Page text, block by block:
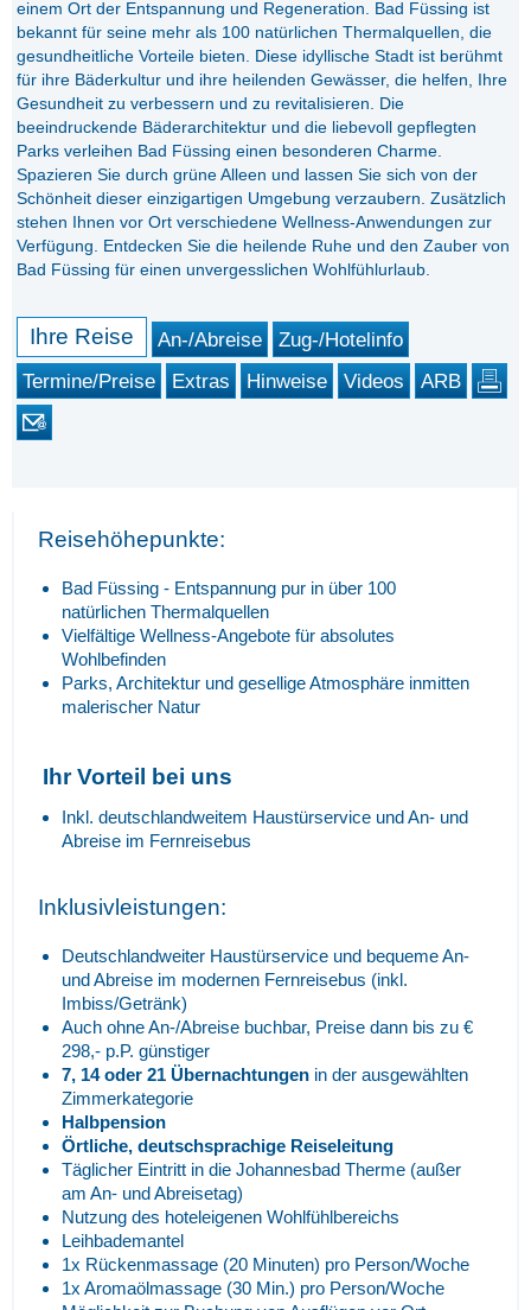
einem Ort der Entspannung und Regeneration. Bad Füssing ist
bekannt für seine mehr als 100 natürlichen Thermalquellen, die
gesundheitliche Vorteile bieten. Diese idyllische Stadt ist berühmt
für ihre Bäderkultur und ihre heilenden Gewässer, die helfen, Ihre
Gesundheit zu verbessern und zu revitalisieren. Die
beeindruckende Bäderarchitektur und die liebevoll gepflegten
Parks verleihen Bad Füssing einen besonderen Charme.
Spazieren Sie durch grüne Alleen und lassen Sie sich von der
Schönheit dieser einzigartigen Umgebung verzaubern. Zusätzlich
stehen Ihnen vor Ort verschiedene Wellness-Anwendungen zur
Verfügung. Entdecken Sie die heilende Ruhe und den Zauber von
Bad Füssing für einen unvergesslichen Wohlfühlurlaub.
Ihre Reise An-/Abreise
Zug-/Hotelinfo
Termine/Preise
Extras Hinweise Videos ARB
Reisehöhepunkte:
Bad Füssing - Entspannung pur in über 100
natürlichen Thermalquellen
Vielfältige Wellness-Angebote für absolutes
Wohlbefinden
Parks, Architektur und gesellige Atmosphäre inmitten
malerischer Natur
Ihr Vorteil bei uns
Inkl. deutschlandweitem Haustürservice und An- und
Abreise im Fernreisebus
Inklusivleistungen:
Deutschlandweiter Haustürservice und bequeme An-
und Abreise im modernen Fernreisebus (inkl.
Imbiss/Getränk)
Auch ohne An-/Abreise buchbar, Preise dann bis zu €
298,- p.P. günstiger
7, 14 oder 21 Übernachtungen in der ausgewählten
Zimmerkategorie
Halbpension
Örtliche, deutschsprachige Reiseleitung
Täglicher Eintritt in die Johannesbad Therme (außer
am An- und Abreisetag)
Nutzung des hoteleigenen Wohlfühlbereichs
Leihbademantel
1x Rückenmassage (20 Minuten) pro Person/Woche
1x Aromaölmassage (30 Min.) pro Person/Woche